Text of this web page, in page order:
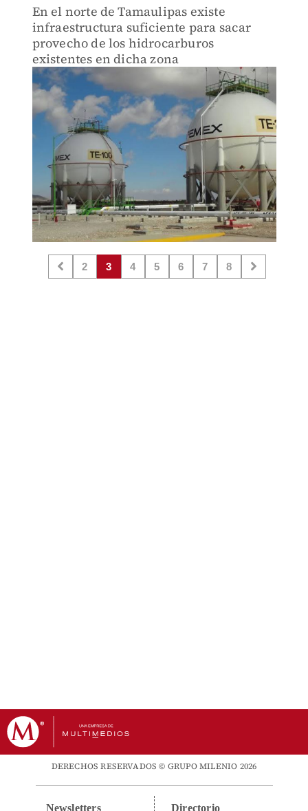
En el norte de Tamaulipas existe
infraestructura suficiente para sacar
provecho de los hidrocarburos
existentes en dicha zona
2 3 4 5 6 7 8
DERECHOS RESERVADOS © GRUPO MILENIO 2026
Newsletters Directorio